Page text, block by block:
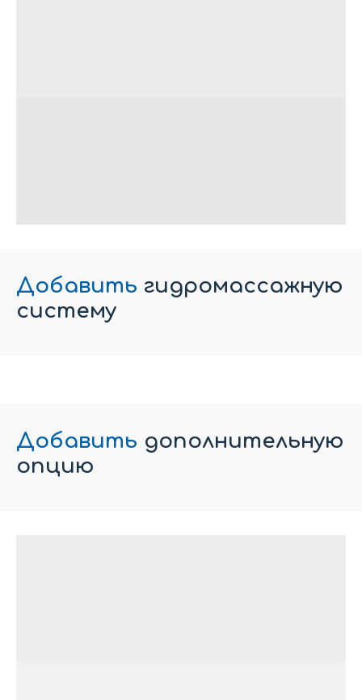
Добавить гидромассажную
систему
Добавить дополнительную
опцию